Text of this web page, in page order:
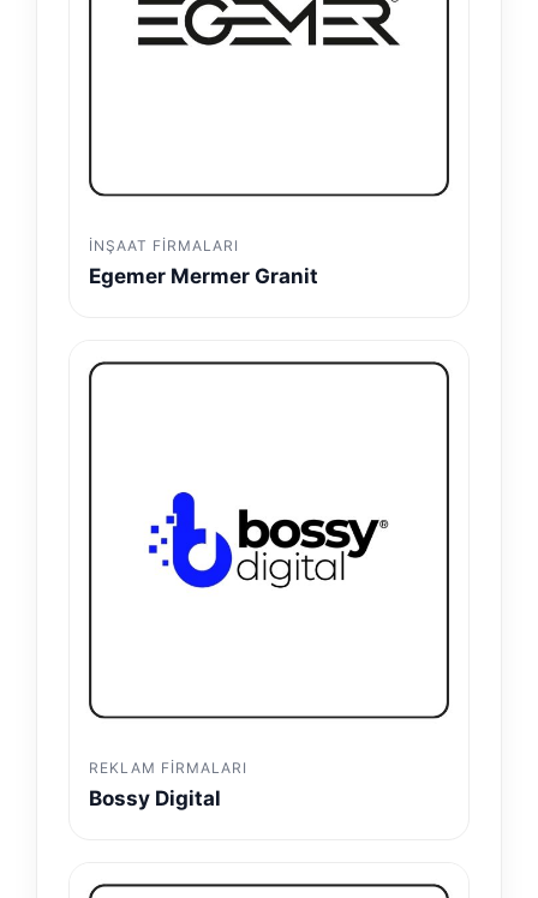
İNŞAAT FIRMALARI
Egemer Mermer Granit
REKLAM FIRMALARI
Bossy Digital